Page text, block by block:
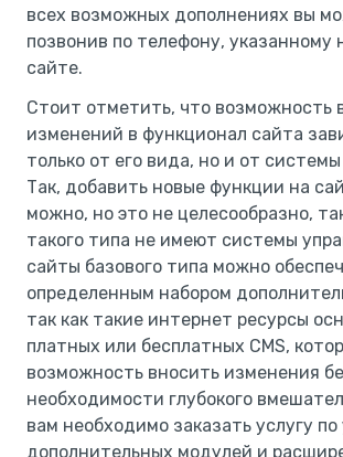
всех возможных дополнениях вы
позвонив по телефону, указанному
сайте.
Стоит отметить, что возможность
изменений в функционал сайта
только от его вида, но и от
Так, добавить новые функции на
можно, но это не целесообразно,
такого типа не имеют системы
сайты базового типа можно
определенным набором
так как такие интернет ресурсы
платных или бесплатных CMS,
возможность вносить изменения
необходимости глубокого
вам необходимо заказать услугу по
дополнительных модулей и